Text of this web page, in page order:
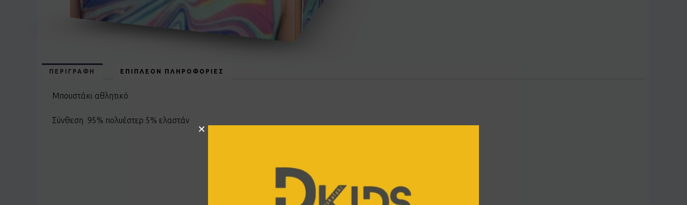
ΠΕΡΙΓΡΑΦΉ ΕΠΙΠΛΈΟΝ ΠΛΗΡΟΦΟΡΊΕΣ
Μπουστάκι αθλητικό
Σύνθεση 95% πολυέστερ 5% ελαστάν